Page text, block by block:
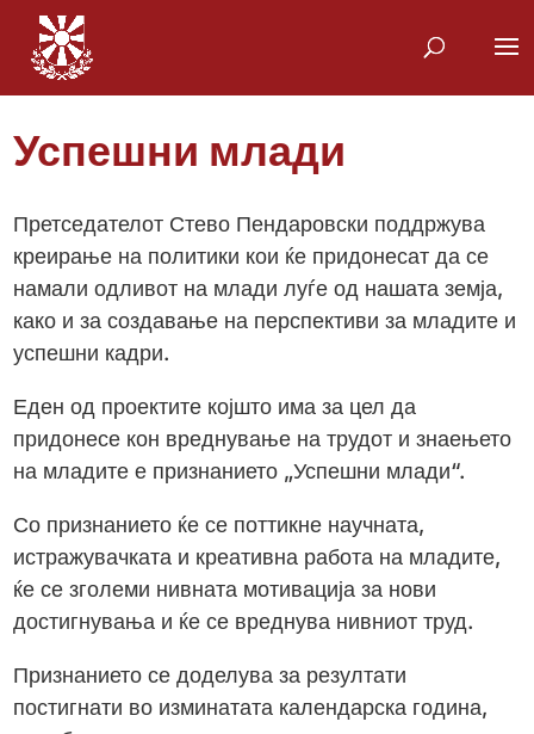
Успешни млади
Претседателот Стево Пендаровски поддржува
креирање на политики кои ќе придонесат да се
намали одливот на млади луѓе од нашата земја,
како и за создавање на перспективи за младите и
успешни кадри.
Еден од проектите којшто има за цел да
придонесе кон вреднување на трудот и знаењето
на младите е признанието „Успешни млади“.
Со признанието ќе се поттикне научната,
истражувачката и креативна работа на младите,
ќе се зголеми нивната мотивација за нови
достигнувања и ќе се вреднува нивниот труд.
Признанието се доделува за резултати
постигнати во изминатата календарска година,